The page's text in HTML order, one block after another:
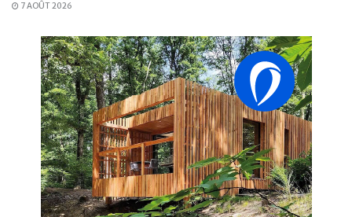
7 AOÛT 2026